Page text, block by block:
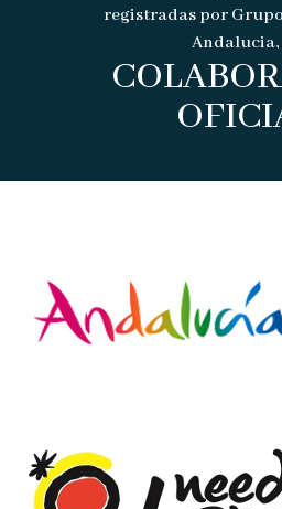
registradas por
Andalucia,